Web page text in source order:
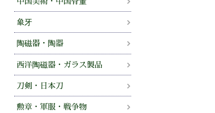
象牙
陶磁器・陶器
西洋陶磁器・ガラス製品
刀剣・日本刀
勲章・軍服・戦争物